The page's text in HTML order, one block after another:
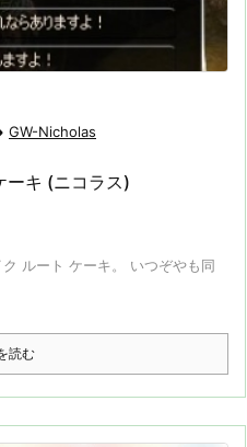
GW-Nicholas
ーキ (ニコラス)
ルート ケーキ。 いつぞやも同
読む